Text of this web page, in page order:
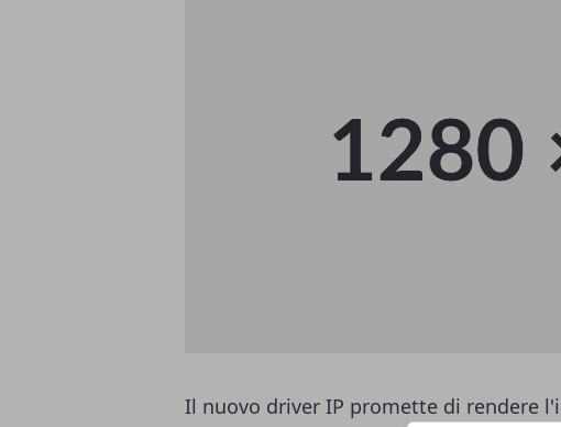
Il nuovo driver IP promette di rendere